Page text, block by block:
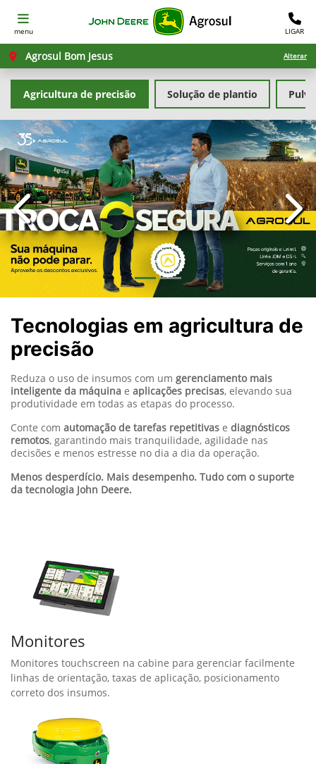
menu LIGAR
Agrosul Bom Jesus Alterar
Solução de plantio
Agricultura de precisão
templates.template-
Tecnologias em agricultura de
precisão
Reduza o uso de insumos com um gerenciamento mais
inteligente da máquina e aplicações precisas, elevando sua
produtividade em todas as etapas do processo.
Conte com automação de tarefas repetitivas e diagnósticos
remotos, garantindo mais tranquilidade, agilidade nas
decisões e menos estresse no dia a dia da operação.
Menos desperdício. Mais desempenho. Tudo com o suporte
da tecnologia John Deere.
Monitores
Monitores touchscreen na cabine para gerenciar facilmente
linhas de orientação, taxas de aplicação, posicionamento
correto dos insumos.